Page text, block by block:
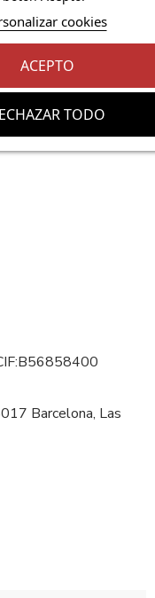
cookies
TODO
ACEPTO
Barcelona, Las